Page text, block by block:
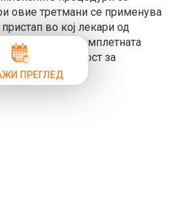
овие третмани се применува
во кој лекари од
вклучени во комплетната
вредност за
ПРЕГЛЕД